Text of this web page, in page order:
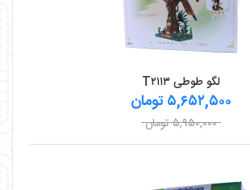
لگو طوطی T۲۱۱۳
۵,۶۵۲,۵۰۰ تومان
۵,۹۵۰,۰۰۰ تومان